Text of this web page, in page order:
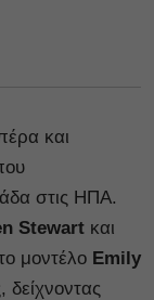
και
στις ΗΠΑ.
Stewart και
μοντέλο Emily
δείχνοντας